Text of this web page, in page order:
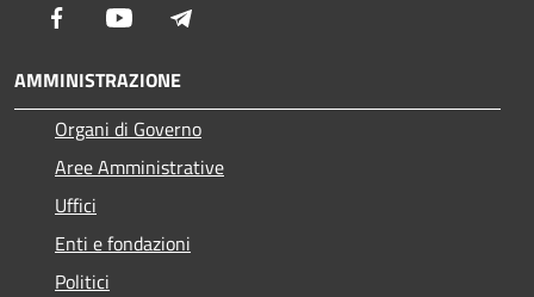
Facebook Youtube
AMMINISTRAZIONE
Organi di Governo
Aree Amministrative
Uffici
Enti e fondazioni
Politici